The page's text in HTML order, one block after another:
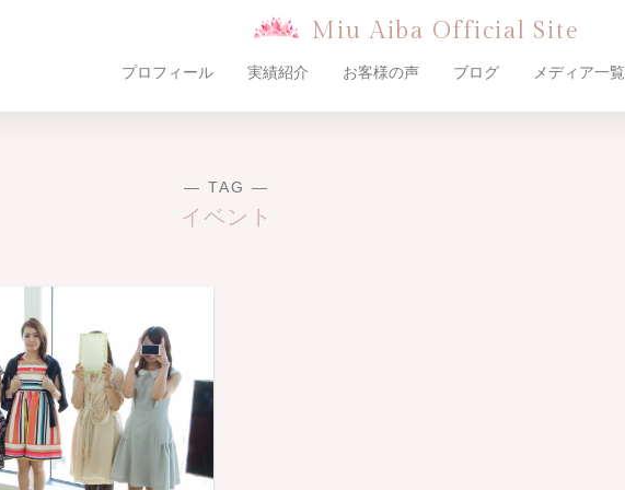
Miu Aiba Official Site
プロフィール 実績紹介 お客様の声 ブログ メディア一覧
― TAG ―
イベント